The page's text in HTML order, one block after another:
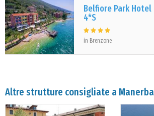
Belfiore Park Hotel
4*S
in Brenzone
Altre strutture consigliate a Manerba